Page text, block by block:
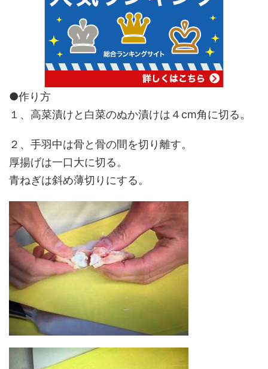
●作り方
１、高菜漬けと白菜のぬか漬けは４cm角に切る。
２、手羽中は骨と骨の間を切り離す。
厚揚げは一口大に切る。
青ねぎは斜め薄切りにする。